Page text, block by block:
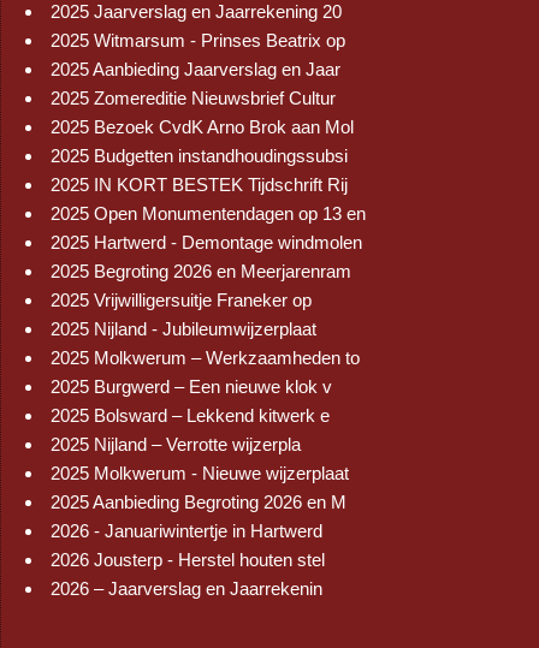
2025 Jaarverslag en Jaarrekening 20
2025 Witmarsum - Prinses Beatrix op
2025 Aanbieding Jaarverslag en Jaar
2025 Zomereditie Nieuwsbrief Cultur
2025 Bezoek CvdK Arno Brok aan Mol
2025 Budgetten instandhoudingssubsi
2025 IN KORT BESTEK Tijdschrift Rij
2025 Open Monumentendagen op 13 en
2025 Hartwerd - Demontage windmolen
2025 Begroting 2026 en Meerjarenram
2025 Vrijwilligersuitje Franeker op
2025 Nijland - Jubileumwijzerplaat
2025 Molkwerum – Werkzaamheden to
2025 Burgwerd – Een nieuwe klok v
2025 Bolsward – Lekkend kitwerk e
2025 Nijland – Verrotte wijzerpla
2025 Molkwerum - Nieuwe wijzerplaat
2025 Aanbieding Begroting 2026 en M
2026 - Januariwintertje in Hartwerd
2026 Jousterp - Herstel houten stel
2026 – Jaarverslag en Jaarrekenin